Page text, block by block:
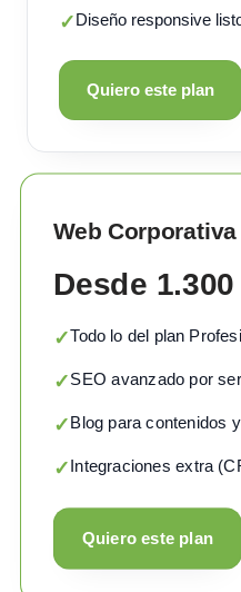
✓Diseño responsive
Quiero este plan
Web Corporativa
Desde 1.300
✓Todo lo del plan
✓SEO avanzado por
✓Blog para contenidos
✓Integraciones extra
Quiero este plan